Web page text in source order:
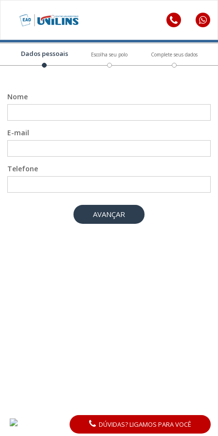
Dados pessoais Escolha seu polo Complete seus dados
Nome
E-mail
Telefone
AVANÇAR
DÚVIDAS? LIGAMOS PARA VOCÊ